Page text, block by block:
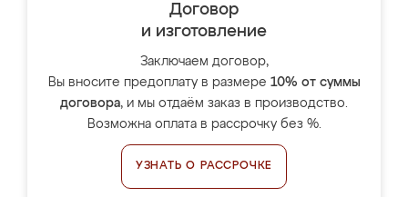
Договор
и изготовление
Заключаем договор,
Вы вносите предоплату в размере 10% от суммы
договора, и мы отдаём заказ в производство.
Возможна оплата в рассрочку без %.
УЗНАТЬ О РАССРОЧКЕ